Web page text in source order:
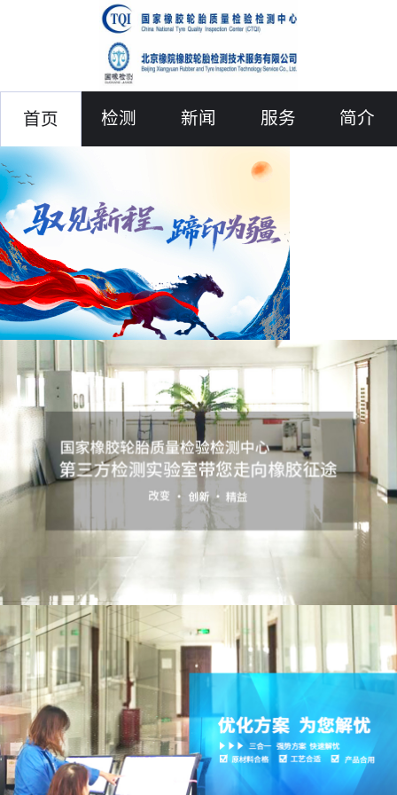
首页 检测 新闻 服务 简介
联络